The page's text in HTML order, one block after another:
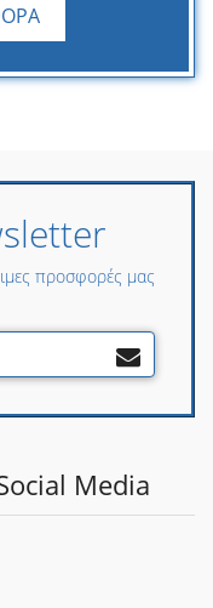
προσφορές μας
Media